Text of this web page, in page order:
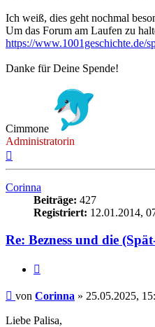
Ich weiß, dies geht nochmal
Um das Forum am Laufen zu
https://www.1001geschichte.de/
Danke für Deine Spende!
Cimmone
Administratorin
Corinna
Beiträge: 427
Registriert: 12.01.2014,
Re: Bezness und die
Beitrag
von Corinna » 25.05.2025,
Liebe Palisa,